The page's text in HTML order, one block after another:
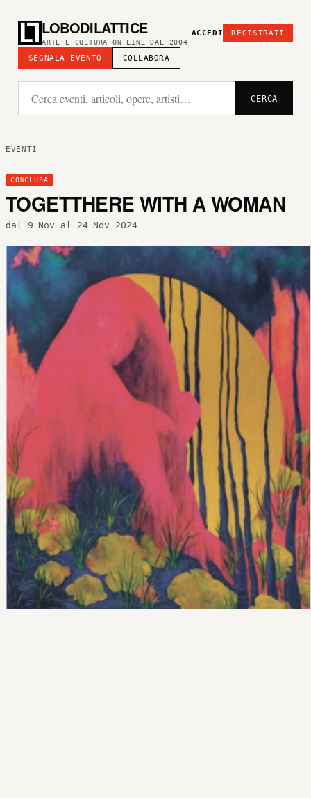
LOBODILATTICE
ARTE E CULTURA ON LINE DAL 2004
SEGNALA EVENTO COLLABORA
ACCEDI REGISTRATI
CERCA
EVENTI
CONCLUSA
TOGETTHERE WITH A WOMAN
dal 9 Nov al 24 Nov 2024